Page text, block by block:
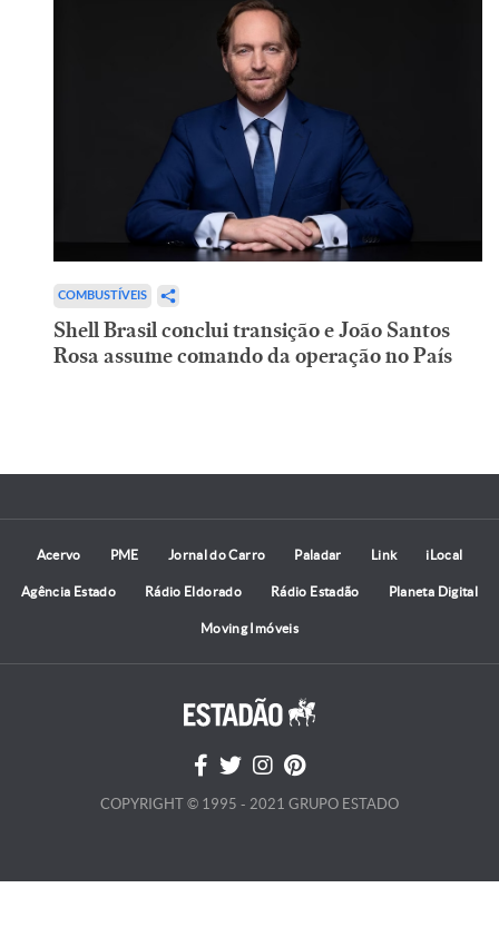
COMBUSTÍVEIS
Shell Brasil conclui transição e João Santos
Rosa assume comando da operação no País
Acervo PME Jornal do Carro Paladar Link iLocal
Agência Estado Rádio Eldorado Rádio Estadão Planeta Digital
Moving Imóveis
COPYRIGHT © 1995 - 2021 GRUPO ESTADO